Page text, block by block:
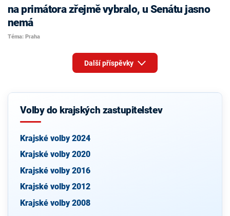
na primátora zřejmě vybralo, u Senátu jasno
nemá
Téma: Praha
Další příspěvky
Volby do krajských zastupitelstev
Krajské volby 2024
Krajské volby 2020
Krajské volby 2016
Krajské volby 2012
Krajské volby 2008